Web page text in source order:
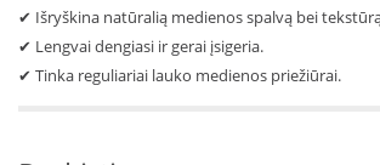
✔ Išryškina natūralią medienos spalvą bei
✔ Lengvai dengiasi ir gerai įsigeria.
✔ Tinka reguliariai lauko medienos priežiūrai.